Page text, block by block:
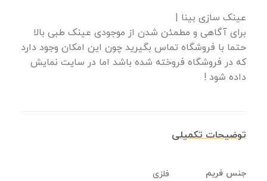
عینک سازی بینا |
برای آگاهی و مطمئن شدن از موجودی عینک طبی بالا
حتما با فروشگاه تماس بگیرید چون این امکان وجود دارد
که در فروشگاه فروخته شده باشد اما در سایت نمایش
داده شود !
توضیحات تکمیلی
جنس فریم فلزی